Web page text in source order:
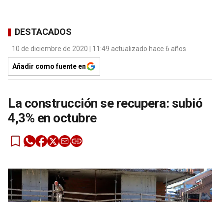
DESTACADOS
10 de diciembre de 2020 | 11:49 actualizado hace 6 años
Añadir como fuente en
La construcción se recupera: subió
4,3% en octubre